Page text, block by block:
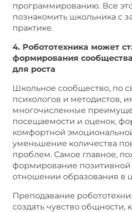
программированию. Все
познакомить школьника с
практике.
4. Робототехника может
формирования
для роста
Школьное сообщество, по
психологов и методистов,
многочисленные
посещаемости и оценок,
комфортной
уменьшение количества
проблем. Самое главное,
формирование позитивной
отношении образования в
Преподавание
создать чувство общности,